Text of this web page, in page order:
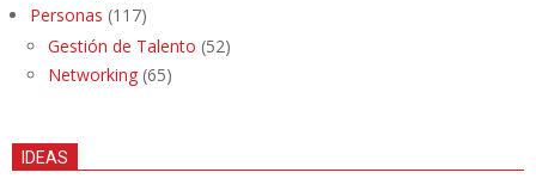
Personas (117)
Gestión de Talento (52)
Networking (65)
IDEAS